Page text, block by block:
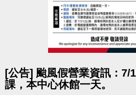
[公告] 颱風假營業資訊：7/
課，本中心休館一天。